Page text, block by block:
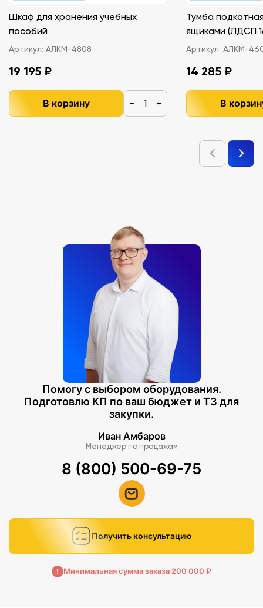
Шкаф для хранения учебных
пособий
Артикул: АЛКМ-4808
19 195 ₽
В корзину − +
Тумба
ящиками
Артикул: АЛКМ-
14 285 ₽
В
Помогу с выбором оборудования.
Подготовлю КП по ваш бюджет и ТЗ для
закупки.
Иван Амбаров
Менеджер по продажам
8 (800) 500-69-75
Получить консультацию
Минимальная сумма заказа 200 000 ₽